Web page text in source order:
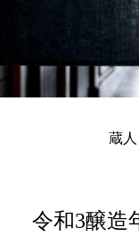
蔵
令和3醸造